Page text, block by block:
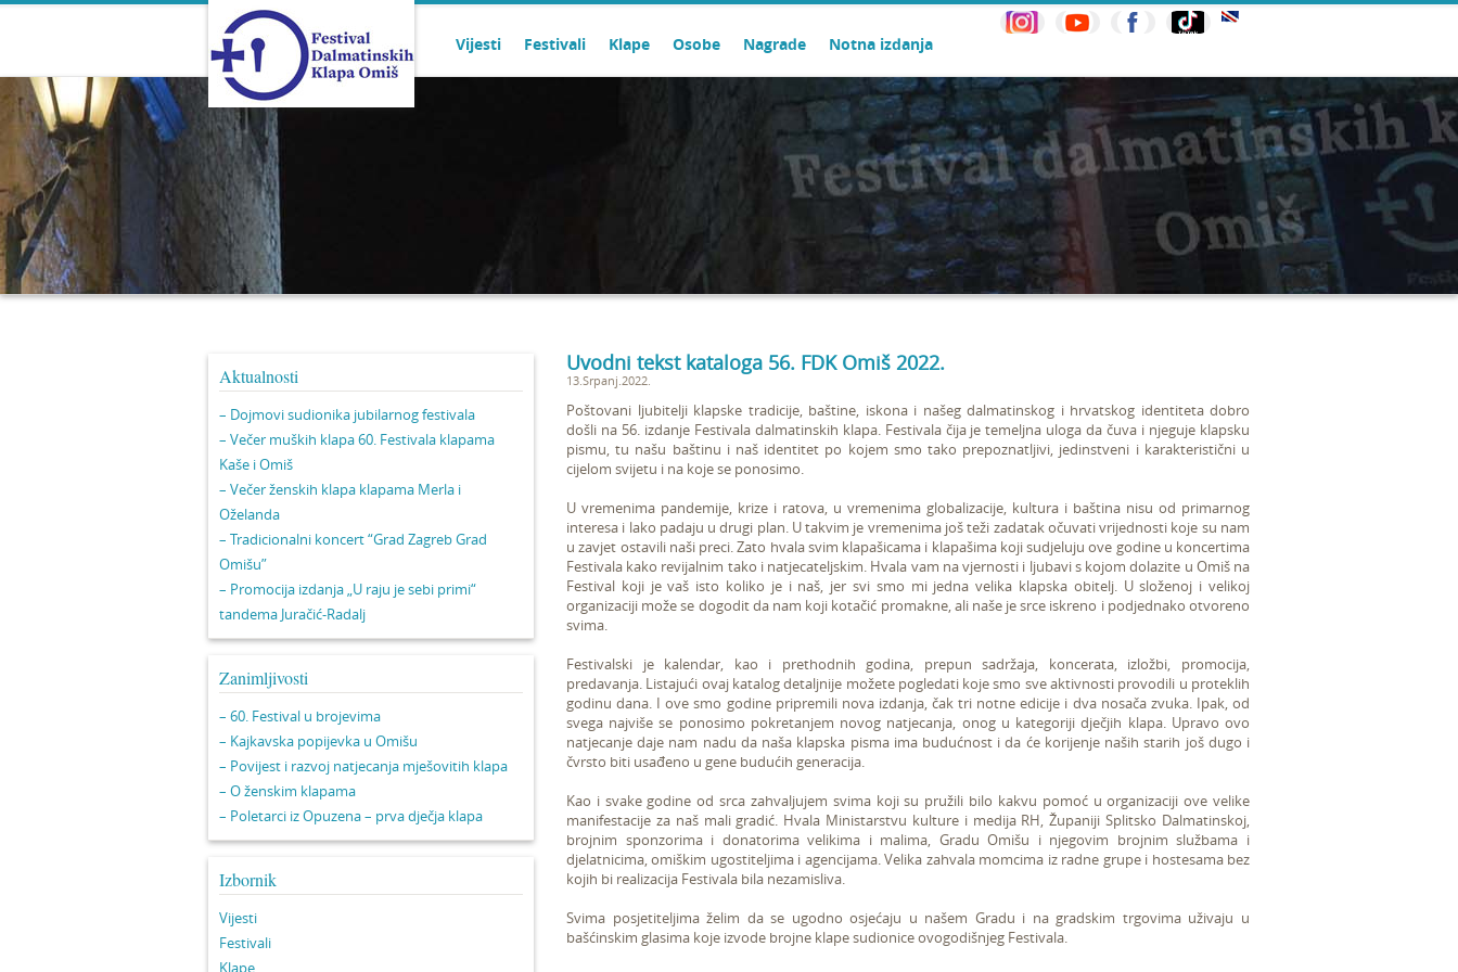
Vijesti Festivali Klape Osobe Nagrade Notna izdanja
Aktualnosti
– Dojmovi sudionika jubilarnog festivala
– Večer muških klapa 60. Festivala klapama
Kaše i Omiš
– Večer ženskih klapa klapama Merla i
Oželanda
– Tradicionalni koncert “Grad Zagreb Grad
Omišu”
– Promocija izdanja „U raju je sebi primi“
tandema Juračić-Radalj
Zanimljivosti
– 60. Festival u brojevima
– Kajkavska popijevka u Omišu
– Povijest i razvoj natjecanja mješovitih klapa
– O ženskim klapama
– Poletarci iz Opuzena – prva dječja klapa
Izbornik
Vijesti
Festivali
Klape
Uvodni tekst kataloga 56. FDK Omiš 2022.
13.Srpanj.2022.
Poštovani ljubitelji klapske tradicije, baštine, iskona i našeg dalmatinskog i hrvatskog identiteta dobro
došli na 56. izdanje Festivala dalmatinskih klapa. Festivala čija je temeljna uloga da čuva i njeguje klapsku
pismu, tu našu baštinu i naš identitet po kojem smo tako prepoznatljivi, jedinstveni i karakteristični u
cijelom svijetu i na koje se ponosimo.
U vremenima pandemije, krize i ratova, u vremenima globalizacije, kultura i baština nisu od primarnog
interesa i lako padaju u drugi plan. U takvim je vremenima još teži zadatak očuvati vrijednosti koje su nam
u zavjet ostavili naši preci. Zato hvala svim klapašicama i klapašima koji sudjeluju ove godine u koncertima
Festivala kako revijalnim tako i natjecateljskim. Hvala vam na vjernosti i ljubavi s kojom dolazite u Omiš na
Festival koji je vaš isto koliko je i naš, jer svi smo mi jedna velika klapska obitelj. U složenoj i velikoj
organizaciji može se dogodit da nam koji kotačić promakne, ali naše je srce iskreno i podjednako otvoreno
svima.
Festivalski je kalendar, kao i prethodnih godina, prepun sadržaja, koncerata, izložbi, promocija,
predavanja. Listajući ovaj katalog detaljnije možete pogledati koje smo sve aktivnosti provodili u proteklih
godinu dana. I ove smo godine pripremili nova izdanja, čak tri notne edicije i dva nosača zvuka. Ipak, od
svega najviše se ponosimo pokretanjem novog natjecanja, onog u kategoriji dječjih klapa. Upravo ovo
natjecanje daje nam nadu da naša klapska pisma ima budućnost i da će korijenje naših starih još dugo i
čvrsto biti usađeno u gene budućih generacija.
Kao i svake godine od srca zahvaljujem svima koji su pružili bilo kakvu pomoć u organizaciji ove velike
manifestacije za naš mali gradić. Hvala Ministarstvu kulture i medija RH, Županiji Splitsko Dalmatinskoj,
brojnim sponzorima i donatorima velikima i malima, Gradu Omišu i njegovim brojnim službama i
djelatnicima, omiškim ugostiteljima i agencijama. Velika zahvala momcima iz radne grupe i hostesama bez
kojih bi realizacija Festivala bila nezamisliva.
Svima posjetiteljima želim da se ugodno osjećaju u našem Gradu i na gradskim trgovima uživaju u
bašćinskim glasima koje izvode brojne klape sudionice ovogodišnjeg Festivala.